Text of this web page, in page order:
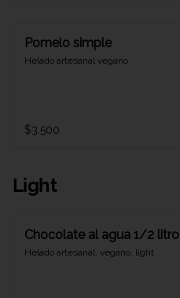
Pomelo simple
Helado artesanal vegano
$3.500
Light
Chocolate al agua 1/2 litro
Helado artesanal, vegano, light